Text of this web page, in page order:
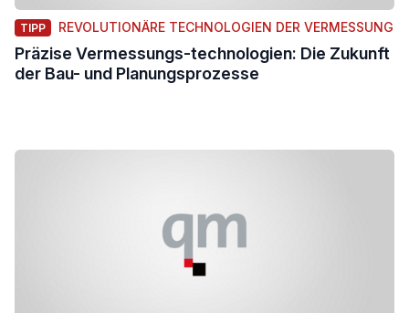
TIPP REVOLUTIONÄRE TECHNOLOGIEN DER VERMESSUNG
Präzise Vermessungs-technologien: Die Zukunft
der Bau- und Planungsprozesse